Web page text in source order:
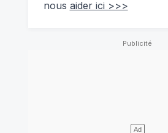
nous aider ici >>>